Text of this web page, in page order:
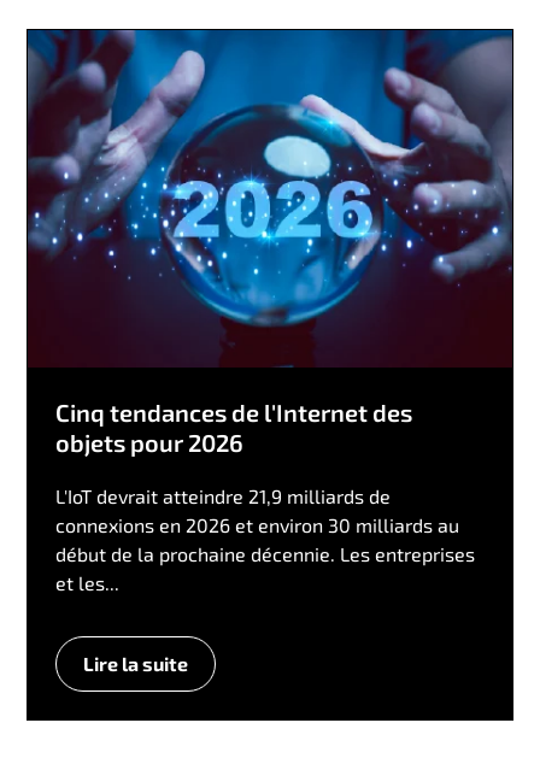
Cinq tendances de l'Internet des
objets pour 2026
L'IoT devrait atteindre 21,9 milliards de
connexions en 2026 et environ 30 milliards au
début de la prochaine décennie. Les entreprises
et les...
Lire la suite